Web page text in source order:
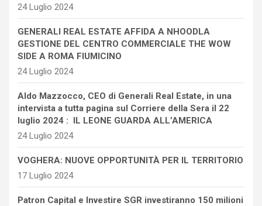
24 Luglio 2024
GENERALI REAL ESTATE AFFIDA A NHOODLA
GESTIONE DEL CENTRO COMMERCIALE THE WOW
SIDE A ROMA FIUMICINO
24 Luglio 2024
Aldo Mazzocco, CEO di Generali Real Estate, in una
intervista a tutta pagina sul Corriere della Sera il 22
luglio 2024 : IL LEONE GUARDA ALL’AMERICA
24 Luglio 2024
VOGHERA: NUOVE OPPORTUNITÀ PER IL TERRITORIO
17 Luglio 2024
Patron Capital e Investire SGR investiranno 150 milioni